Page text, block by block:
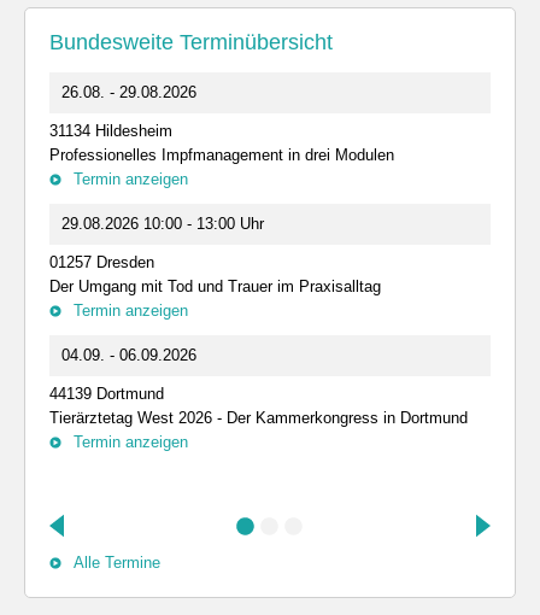
Bundesweite Terminübersicht
26.08. - 29.08.2026
31134 Hildesheim
Professionelles Impfmanagement in drei Modulen
Termin anzeigen
29.08.2026 10:00 - 13:00 Uhr
01257 Dresden
Der Umgang mit Tod und Trauer im Praxisalltag
Termin anzeigen
04.09. - 06.09.2026
44139 Dortmund
Tierärztetag West 2026 - Der Kammerkongress in Dortmund
Termin anzeigen
Alle Termine